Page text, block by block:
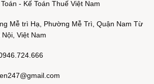
- Kế Toán Thuế Việt Nam
Mễ trì Hạ, Phường Mễ Trì, Quận Nam Từ
Việt Nam